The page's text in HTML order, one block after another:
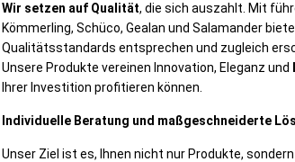
Wir setzen auf Qualität, die sich auszahlt. Mit
Kömmerling, Schüco, Gealan und Salamander
Qualitätsstandards entsprechen und zugleich
Unsere Produkte vereinen Innovation, Eleganz und
Ihrer Investition profitieren können.
Individuelle Beratung und maßgeschneiderte
Unser Ziel ist es, Ihnen nicht nur Produkte,